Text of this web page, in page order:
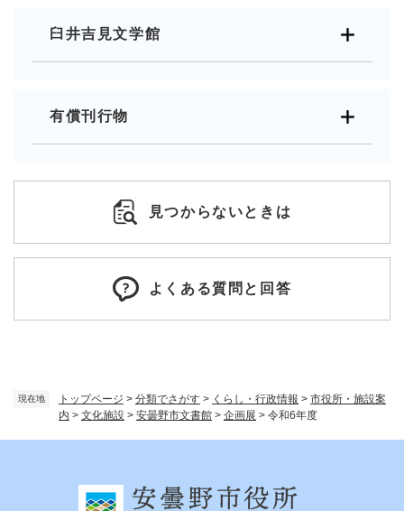
現在地 トップページ > 分類でさがす > くらし・行政情報 > 市役所・施設案
内 > 文化施設 > 安曇野市文書館 > 企画展 > 令和6年度
臼井吉見文学館
有償刊行物
見つからないときは
よくある質問と回答